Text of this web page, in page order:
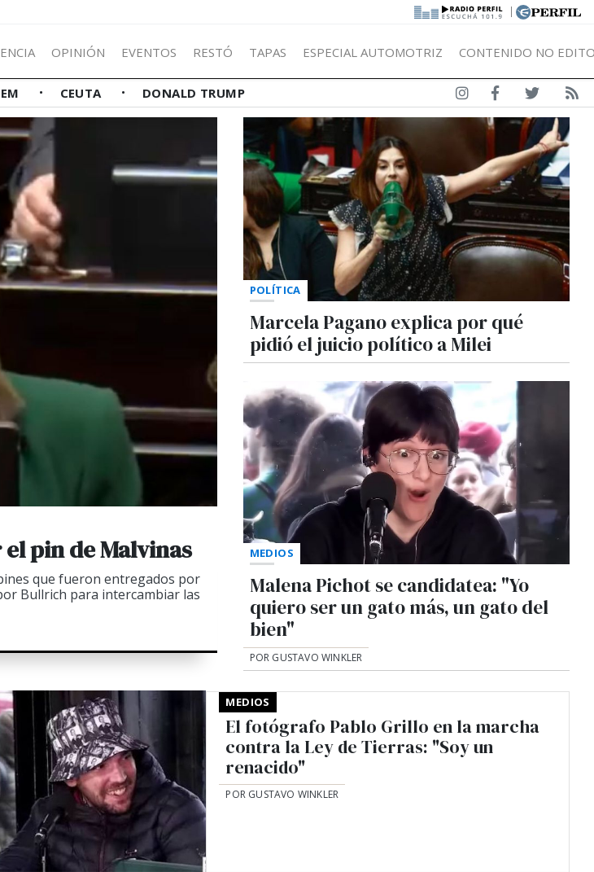
|
OPINIÓN EVENTOS RESTÓ TAPAS ESPECIAL AUTOMOTRIZ CONTENIDO NO
CEUTA DONALD TRUMP
pin de Malvinas
que fueron entregados por
Bullrich para intercambiar las
POLÍTICA
Marcela Pagano explica por qué
pidió el juicio político a Milei
MEDIOS
Malena Pichot se candidatea: "Yo
quiero ser un gato más, un gato del
bien"
POR GUSTAVO WINKLER
MEDIOS
El fotógrafo Pablo Grillo en la marcha
contra la Ley de Tierras: "Soy un
renacido"
POR GUSTAVO WINKLER